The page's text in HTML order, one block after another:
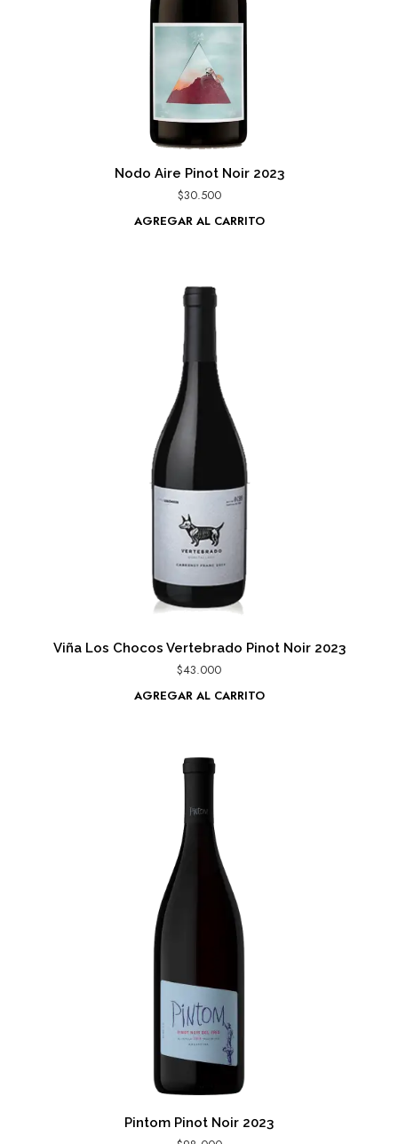
Nodo Aire Pinot Noir 2023
$30.500
AGREGAR AL CARRITO
Viña Los Chocos Vertebrado Pinot Noir 2023
$43.000
AGREGAR AL CARRITO
Pintom Pinot Noir 2023